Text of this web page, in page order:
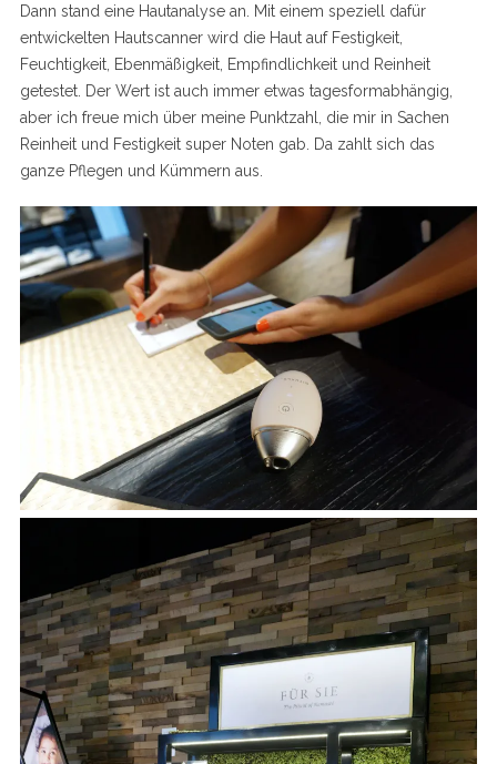
Dann stand eine Hautanalyse an. Mit einem speziell dafür
entwickelten Hautscanner wird die Haut auf Festigkeit,
Feuchtigkeit, Ebenmäßigkeit, Empfindlichkeit und Reinheit
getestet. Der Wert ist auch immer etwas tagesformabhängig,
aber ich freue mich über meine Punktzahl, die mir in Sachen
Reinheit und Festigkeit super Noten gab. Da zahlt sich das
ganze Pflegen und Kümmern aus.